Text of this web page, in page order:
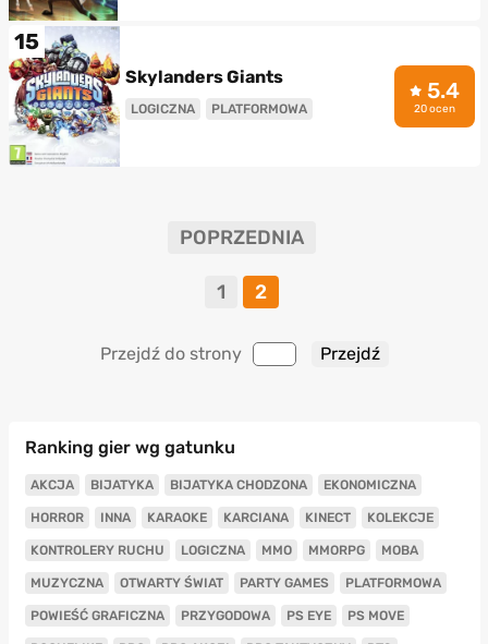
15
Skylanders Giants
LOGICZNA PLATFORMOWA
5.4
20 ocen
POPRZEDNIA
1 2
Przejdź do strony
Ranking gier wg gatunku
AKCJA BIJATYKA BIJATYKA CHODZONA EKONOMICZNA
HORROR INNA KARAOKE KARCIANA KINECT KOLEKCJE
KONTROLERY RUCHU LOGICZNA MMO MMORPG MOBA
MUZYCZNA OTWARTY ŚWIAT PARTY GAMES PLATFORMOWA
POWIEŚĆ GRAFICZNA PRZYGODOWA PS EYE PS MOVE